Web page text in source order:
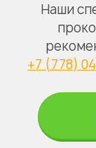
Наши
+7 (778)